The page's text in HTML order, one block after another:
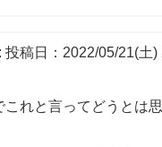
投稿日：2022/05/21(土)
これと言ってどうとは